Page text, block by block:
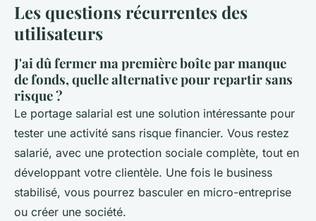
Les questions récurrentes des
utilisateurs
J'ai dû fermer ma première boîte par manque
de fonds, quelle alternative pour repartir sans
risque ?
Le portage salarial est une solution intéressante pour
tester une activité sans risque financier. Vous restez
salarié, avec une protection sociale complète, tout en
développant votre clientèle. Une fois le business
stabilisé, vous pourrez basculer en micro-entreprise
ou créer une société.